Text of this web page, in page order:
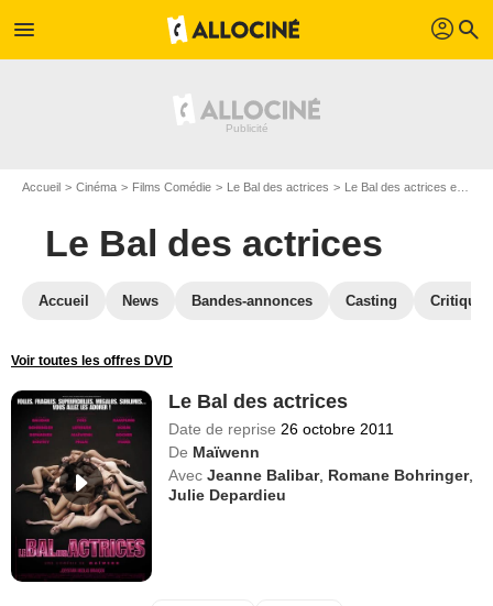
menu profil search
Accueil Cinéma Films Comédie Le Bal des actrices Le Bal des actrices en DVD
Le Bal des actrices
Accueil News Bandes-annonces Casting
Voir toutes les offres DVD
Le Bal des actrices
Date de reprise 26 octobre 2011
De Maïwenn
Avec Jeanne Balibar, Romane Bohringer,
Julie Depardieu